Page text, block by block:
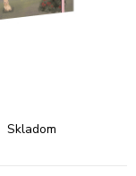
Skladom